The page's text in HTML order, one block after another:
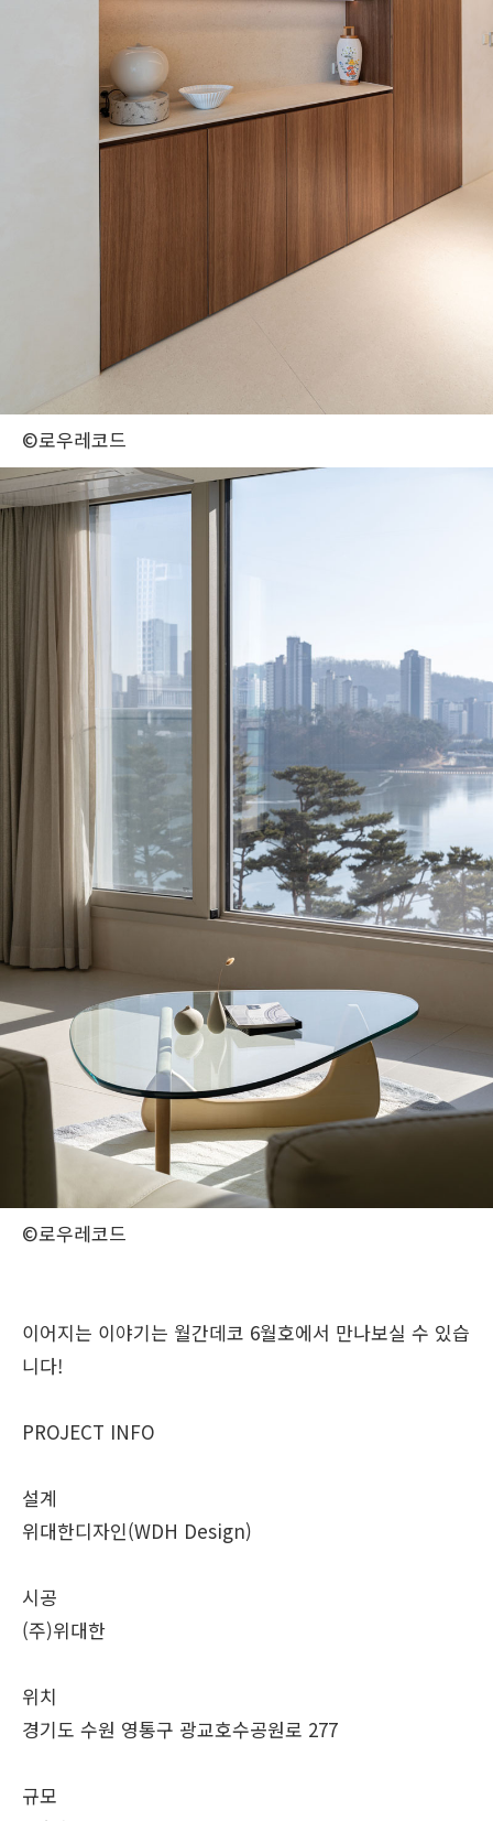
©로우레코드
©로우레코드
이어지는 이야기는 월간데코 6월호에서 만나보실 수 있습
니다!
PROJECT INFO
설계
위대한디자인(WDH Design)
시공
(주)위대한
위치
경기도 수원 영통구 광교호수공원로 277
규모